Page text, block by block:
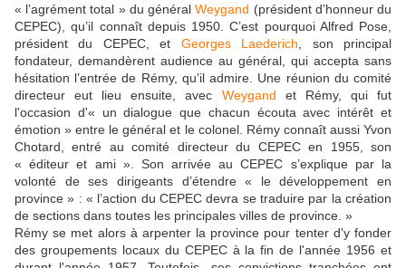
« l’agrément total » du généralWeygand (président d’honneur du
CEPEC), qu’il connaît depuis 1950. C’est pourquoi Alfred Pose,
président du CEPEC, et Georges Laederich , son principal
fondateur, demandèrent audience au général, qui accepta sans
hésitation l’entrée de Rémy, qu’il admire. Une réunion du comité
directeur eut lieu ensuite, avec Weygand et Rémy, qui fut
l'occasion d'« un dialogue que chacun écouta avec intérêt et
émotion » entre le général et le colonel. Rémy connaît aussi Yvon
Chotard, entré au comité directeur du CEPEC en 1955, son
« éditeur et ami ». Son arrivée au CEPEC s’explique par la
volonté de ses dirigeants d’étendre « le développement en
province » : « l’action du CEPEC devra se traduire par la création
de sections dans toutes les principales villes de province. »
Rémy se met alors à arpenter la province pour tenter d'y fonder
des groupements locaux du CEPEC à la fin de l'année 1956 et